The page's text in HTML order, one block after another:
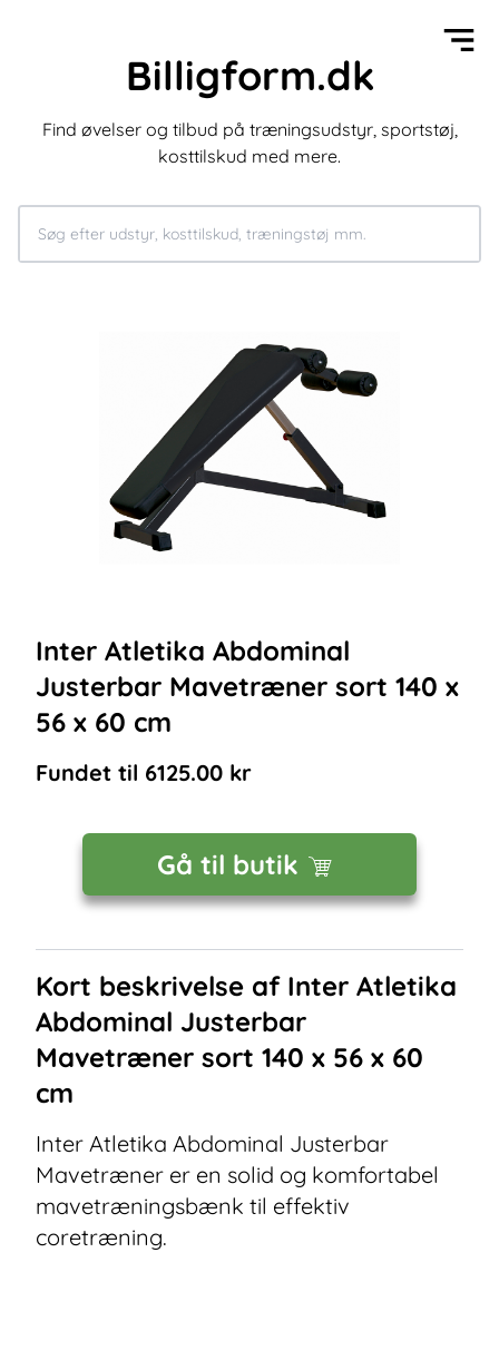
Billigform.dk
Find øvelser og tilbud på træningsudstyr, sportstøj,
kosttilskud med mere.
Inter Atletika Abdominal
Justerbar Mavetræner sort 140 x
56 x 60 cm
Fundet til 6125.00 kr
Gå til butik
Kort beskrivelse af Inter Atletika
Abdominal Justerbar
Mavetræner sort 140 x 56 x 60
cm
Inter Atletika Abdominal Justerbar
Mavetræner er en solid og komfortabel
mavetræningsbænk til effektiv
coretræning.